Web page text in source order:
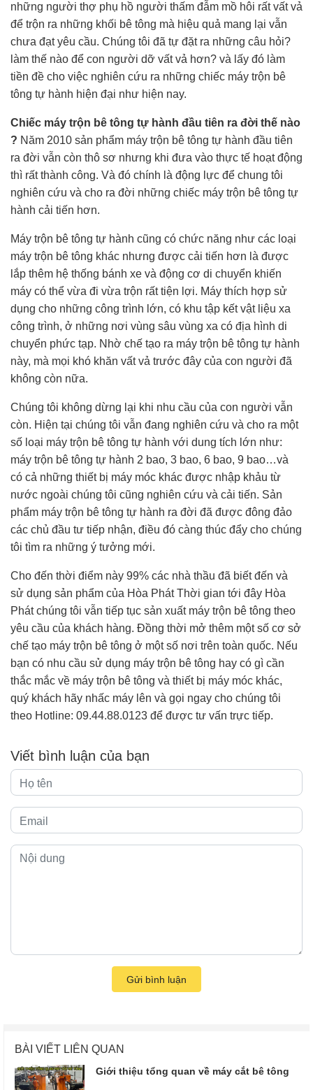
những người thợ phụ hồ người thấm đẫm mồ hôi rất vất vả
để trộn ra những khối bê tông mà hiệu quả mang lại vẫn
chưa đạt yêu cầu. Chúng tôi đã tự đặt ra những câu hỏi?
làm thế nào để con người dỡ vất vả hơn? và lấy đó làm
tiền đề cho việc nghiên cứu ra những chiếc máy trộn bê
tông tự hành hiện đại như hiện nay.
Chiếc máy trộn bê tông tự hành đầu tiên ra đời thế nào
? Năm 2010 sản phẩm máy trộn bê tông tự hành đầu tiên
ra đời vẫn còn thô sơ nhưng khi đưa vào thực tế hoạt động
thì rất thành công. Và đó chính là động lực để chung tôi
nghiên cứu và cho ra đời những chiếc máy trộn bê tông tự
hành cải tiến hơn.
Máy trộn bê tông tự hành cũng có chức năng như các loại
máy trộn bê tông khác nhưng được cải tiến hơn là được
lắp thêm hệ thống bánh xe và động cơ di chuyển khiến
máy có thể vừa đi vừa trộn rất tiện lợi. Máy thích hợp sử
dụng cho những công trình lớn, có khu tập kết vật liệu xa
công trình, ở những nơi vùng sâu vùng xa có địa hình di
chuyển phức tạp. Nhờ chế tạo ra máy trộn bê tông tự hành
này, mà mọi khó khăn vất vả trước đây của con người đã
không còn nữa.
Chúng tôi không dừng lại khi nhu cầu của con người vẫn
còn. Hiện tại chúng tôi vẫn đang nghiên cứu và cho ra một
số loại máy trộn bê tông tự hành với dung tích lớn như:
máy trộn bê tông tự hành 2 bao, 3 bao, 6 bao, 9 bao…và
có cả những thiết bị máy móc khác được nhập khảu từ
nước ngoài chúng tôi cũng nghiên cứu và cải tiến. Sản
phẩm máy trộn bê tông tự hành ra đời đã được đông đảo
các chủ đầu tư tiếp nhận, điều đó càng thúc đẩy cho chúng
tôi tìm ra những ý tưởng mới.
Cho đến thời điểm này 99% các nhà thầu đã biết đến và
sử dụng sản phẩm của Hòa Phát Thời gian tới đây Hòa
Phát chúng tôi vẫn tiếp tục sản xuất máy trộn bê tông theo
yêu cầu của khách hàng. Đồng thời mở thêm một số cơ sở
chế tạo máy trộn bê tông ở một số nơi trên toàn quốc. Nếu
bạn có nhu cầu sử dụng máy trộn bê tông hay có gì cần
thắc mắc về máy trộn bê tông và thiết bị máy móc khác,
quý khách hãy nhấc máy lên và gọi ngay cho chúng tôi
theo Hotline: 09.44.88.0123 để được tư vấn trực tiếp.
Viết bình luận của bạn
Gửi bình luận
BÀI VIẾT LIÊN QUAN
Giới thiệu tổng quan về máy cắt bê tông